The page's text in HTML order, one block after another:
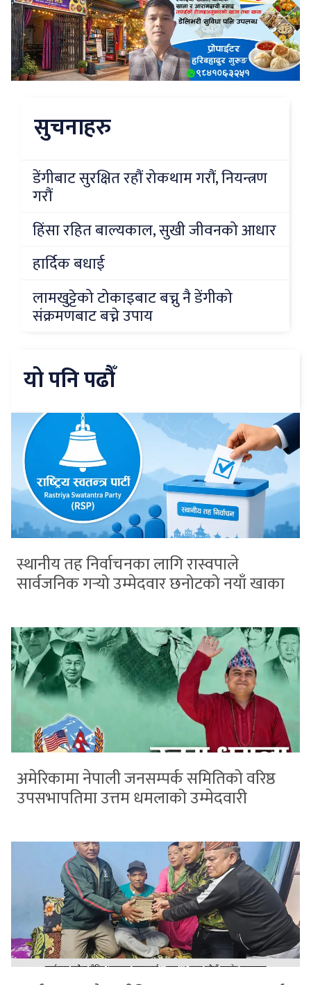
सुचनाहरु
डेंगीबाट सुरक्षित रहौं रोकथाम गरौं, नियन्त्रण
गरौं
हिंसा रहित बाल्यकाल, सुखी जीवनको आधार
हार्दिक बधाई
लामखुट्टेको टोकाइबाट बच्नु नै डेंगीको
संक्रमणबाट बच्ने उपाय
यो पनि पढौँ
स्थानीय तह निर्वाचनका लागि रास्वपाले
सार्वजनिक गर्‍यो उम्मेदवार छनोटको नयाँ खाका
अमेरिकामा नेपाली जनसम्पर्क समितिको वरिष्ठ
उपसभापतिमा उत्तम धमलाको उम्मेदवारी